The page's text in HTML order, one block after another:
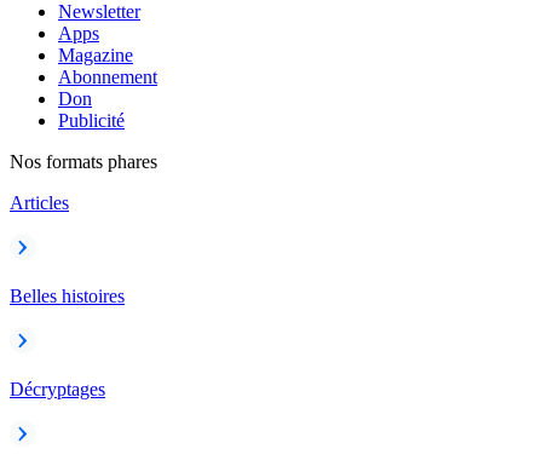
Newsletter
Apps
Magazine
Abonnement
Don
Publicité
Nos formats phares
Articles
Belles histoires
Décryptages